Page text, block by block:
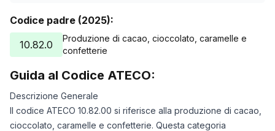
Codice padre (2025):
10.82.0
Produzione di cacao, cioccolato, caramelle e
confetterie
Guida al Codice ATECO:
Descrizione Generale
Il codice ATECO 10.82.00 si riferisce alla produzione di cacao,
cioccolato, caramelle e confetterie. Questa categoria